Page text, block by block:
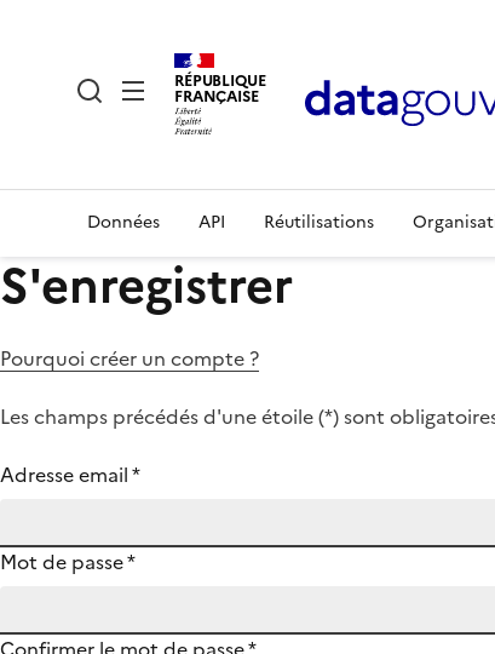
RÉPUBLIQUE
FRANÇAISE
Données API Réutilisations
S'enregistrer
Pourquoi créer un compte ?
Les champs précédés d'une étoile (*) sont
Adresse email*
Mot de passe*